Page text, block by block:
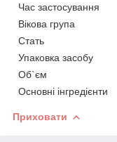
Час застосування
Вікова група
Стать
Упаковка засобу
Об`єм
Основні інгредієнти
Приховати